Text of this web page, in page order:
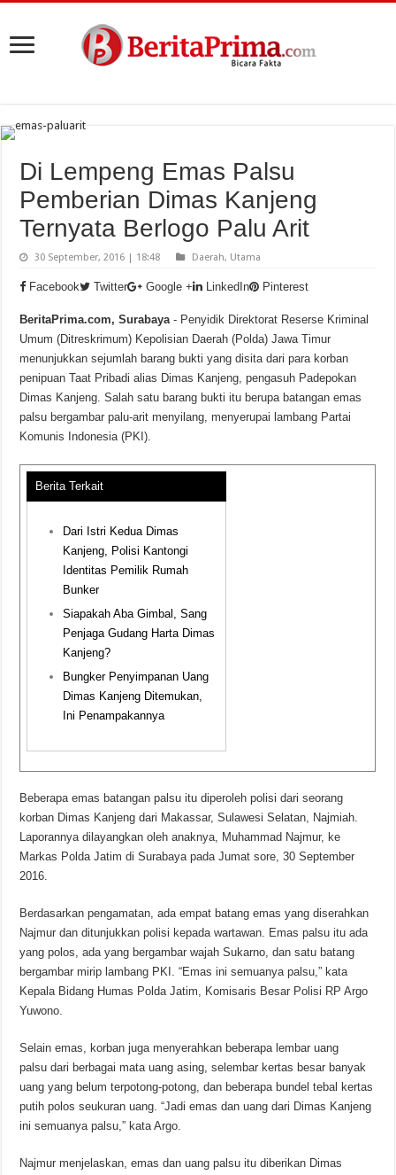
Di Lempeng Emas Palsu
Pemberian Dimas Kanjeng
Ternyata Berlogo Palu Arit
30 September, 2016 | 18:48 Daerah, Utama
Facebook Twitter Google + LinkedIn Pinterest
BeritaPrima.com, Surabaya - Penyidik Direktorat Reserse Kriminal
Umum (Ditreskrimum) Kepolisian Daerah (Polda) Jawa Timur
menunjukkan sejumlah barang bukti yang disita dari para korban
penipuan Taat Pribadi alias Dimas Kanjeng, pengasuh Padepokan
Dimas Kanjeng. Salah satu barang bukti itu berupa batangan emas
palsu bergambar palu-arit menyilang, menyerupai lambang Partai
Komunis Indonesia (PKI).
Berita Terkait
Dari Istri Kedua Dimas
Kanjeng, Polisi Kantongi
Identitas Pemilik Rumah
Bunker
Siapakah Aba Gimbal, Sang
Penjaga Gudang Harta Dimas
Kanjeng?
Bungker Penyimpanan Uang
Dimas Kanjeng Ditemukan,
Ini Penampakannya
Beberapa emas batangan palsu itu diperoleh polisi dari seorang
korban Dimas Kanjeng dari Makassar, Sulawesi Selatan, Najmiah.
Laporannya dilayangkan oleh anaknya, Muhammad Najmur, ke
Markas Polda Jatim di Surabaya pada Jumat sore, 30 September
2016.
Berdasarkan pengamatan, ada empat batang emas yang diserahkan
Najmur dan ditunjukkan polisi kepada wartawan. Emas palsu itu ada
yang polos, ada yang bergambar wajah Sukarno, dan satu batang
bergambar mirip lambang PKI. “Emas ini semuanya palsu,” kata
Kepala Bidang Humas Polda Jatim, Komisaris Besar Polisi RP Argo
Yuwono.
Selain emas, korban juga menyerahkan beberapa lembar uang
palsu dari berbagai mata uang asing, selembar kertas besar banyak
uang yang belum terpotong-potong, dan beberapa bundel tebal kertas
putih polos seukuran uang. “Jadi emas dan uang dari Dimas Kanjeng
ini semuanya palsu,” kata Argo.
Najmur menjelaskan, emas dan uang palsu itu diberikan Dimas